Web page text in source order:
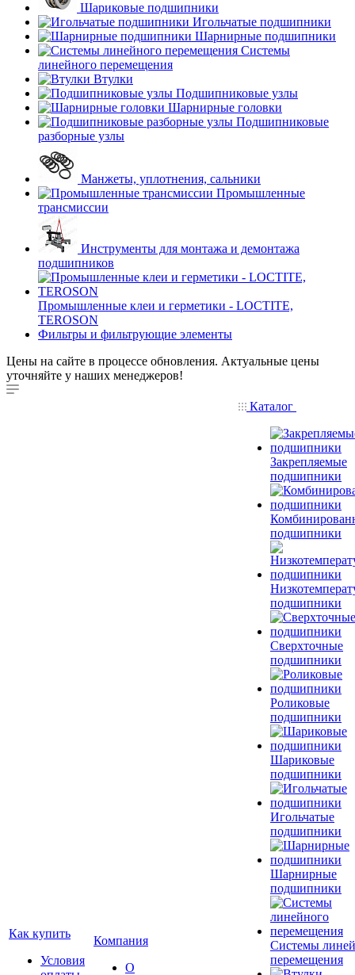
Шариковые подшипники
Игольчатые подшипники
Шарнирные подшипники
Системы
линейного перемещения
Втулки
Подшипниковые узлы
Шарнирные головки
Подшипниковые
разборные узлы
Манжеты, уплотнения, сальники
Промышленные
трансмиссии
Инструменты для монтажа и демонтажа
подшипников
Промышленные клеи и герметики - LOCTITE,
TEROSON
Фильтры и фильтрующие элементы
Цены на сайте в процессе обновления. Актуальные цены
уточняйте у наших менеджеров!
Как купить
Условия
Компания
О
Каталог
Закрепляемые
подшипники
подшипники
подшипники
Сверхточные
подшипники
Роликовые
подшипники
Шариковые
подшипники
Игольчатые
подшипники
Шарнирные
подшипники
Системы
перемещения